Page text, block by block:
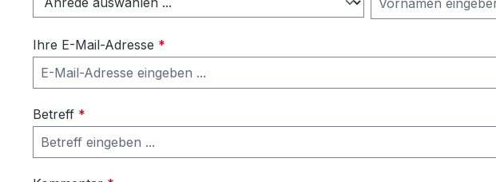
Ihre E-Mail-Adresse *
Betreff *